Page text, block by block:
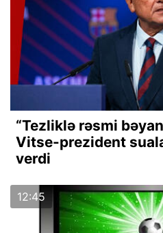
“Tezliklə rəsmi
Vitse-prezident
verdi
12:45